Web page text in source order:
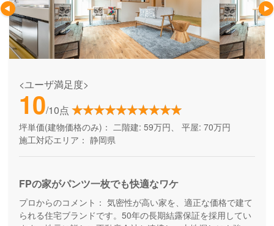
<ユーザ満足度>
10/10点
坪単価(建物価格のみ)： 二階建: 59万円、 平屋: 70万円
施工対応エリア： 静岡県
FPの家がパンツ一枚でも快適なワケ
プロからのコメント：
られる住宅ブランドです。50年の長期結露保証を採用してい